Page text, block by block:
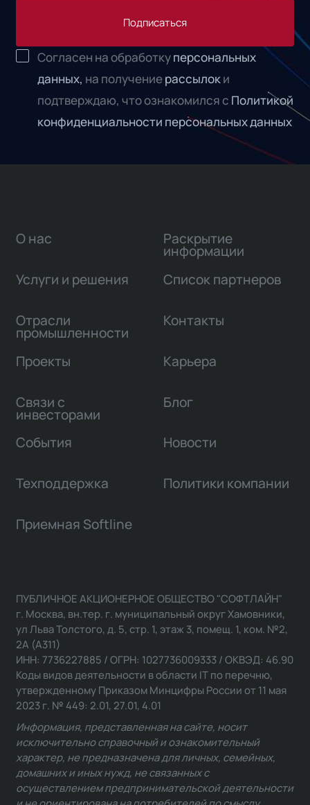
Подписаться
Согласен на обработкуперсональных
данных, на получениерассылоки
подтверждаю, что ознакомился с Политикой
конфиденциальности персональных данных
О нас
Услуги и решения
Отрасли
промышленности
Проекты
Связи с
инвесторами
Раскрытие
информации
Список партнеров
Контакты
Карьера
Блог
События Новости
Техподдержка Политики компании
Приемная Softline
ПУБЛИЧНОЕ АКЦИОНЕРНОЕ ОБЩЕСТВО "СОФТЛАЙН"
г. Москва, вн.тер. г. муниципальный округ Хамовники,
ул Льва Толстого, д. 5, стр. 1, этаж 3, помещ. 1, ком. №2,
2А (А311)
ИНН: 7736227885 / ОГРН: 1027736009333 / ОКВЭД: 46.90
Коды видов деятельности в области IT по перечню,
утвержденному Приказом Минцифры России от 11 мая
2023 г. № 449: 2.01, 27.01, 4.01
Информация, представленная на сайте, носит
исключительно справочный и ознакомительный
характер, не предназначена для личных, семейных,
домашних и иных нужд, не связанных с
осуществлением предпринимательской деятельности